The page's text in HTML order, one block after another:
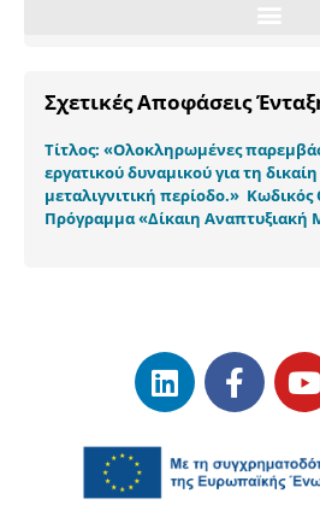
Σχετικές Αποφάσεις
Τίτλος: «Ολοκληρωμένες
εργατικού δυναμικού για τη
μεταλιγνιτική περίοδο.» Κωδικός
Πρόγραμμα «Δίκαιη Αναπτυξιακή